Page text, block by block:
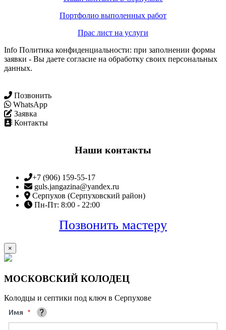
Портфолио выполенных работ
Прас лист на услуги
Info Политика конфиденциальности: при заполнении формы
заявки - Вы даете согласие на обработку своих персональных
данных.
Позвонить
WhatsApp
Заявка
Контакты
Наши контакты
+7 (906) 159-55-17
guls.jangazina@yandex.ru
Серпухов (Серпуховский район)
Пн-Пт: 8:00 - 22:00
Позвонить мастеру
×
МОСКОВСКИЙ КОЛОДЕЦ
Колодцы и септики под ключ в Серпухове
Имя